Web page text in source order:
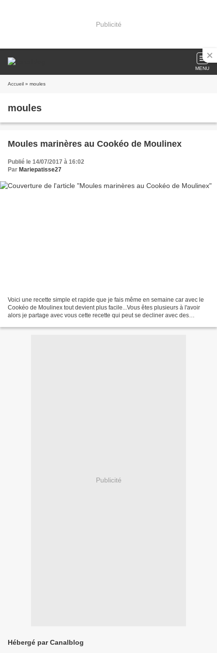
Publicité
MENU
Accueil » moules
moules
Moules marinères au Cookéo de Moulinex
Publié le 14/07/2017 à 16:02
Par Mariepatisse27
Voici une recette simple et rapide que je fais même en semaine car avec le
Cookéo de Moulinex tout devient plus facile...Vous êtes plusieurs à l'avoir
alors je partage avec vous cette recette qui peut se decliner avec des
Publicité
Hébergé par Canalblog